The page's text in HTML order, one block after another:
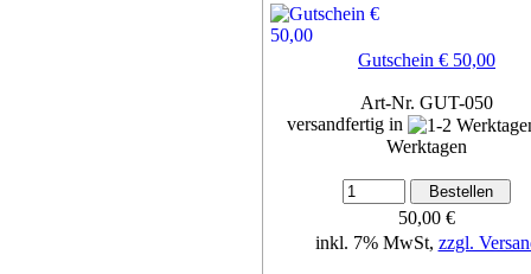
Gutschein € 50,00
Art-Nr. GUT-050
versandfertig in
Werktagen
50,00 €
inkl. 7% MwSt, zzgl.